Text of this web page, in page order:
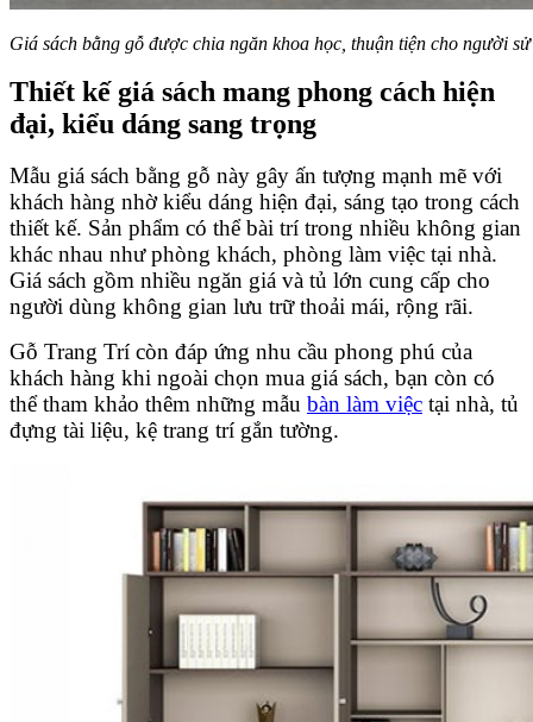
Giá sách bằng gỗ được chia ngăn khoa học, thuận tiện cho người
Thiết kế giá sách mang phong cách hiện
đại, kiểu dáng sang trọng
Mẫu giá sách bằng gỗ này gây ấn tượng mạnh mẽ với
khách hàng nhờ kiểu dáng hiện đại, sáng tạo trong cách
thiết kế. Sản phẩm có thể bài trí trong nhiều không gian
khác nhau như phòng khách, phòng làm việc tại nhà.
Giá sách gồm nhiều ngăn giá và tủ lớn cung cấp cho
người dùng không gian lưu trữ thoải mái, rộng rãi.
Gỗ Trang Trí còn đáp ứng nhu cầu phong phú của
khách hàng khi ngoài chọn mua giá sách, bạn còn có
thể tham khảo thêm những mẫu bàn làm việc tại nhà, tủ
đựng tài liệu, kệ trang trí gắn tường.